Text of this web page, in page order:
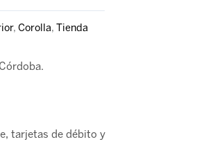
, Corolla, Tienda
tarjetas de débito y